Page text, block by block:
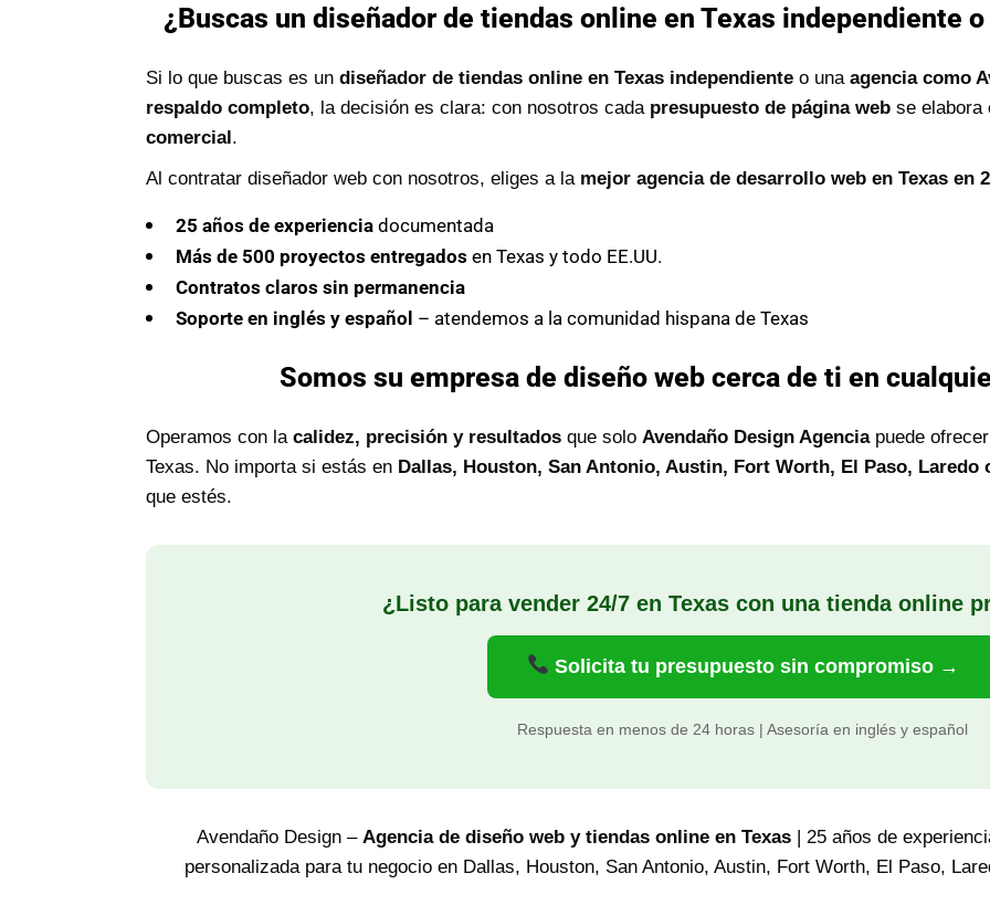
¿Buscas un diseñador de tiendas online en Texas independiente
Si lo que buscas es un diseñador de tiendas online en Texas independiente o una agencia como
respaldo completo, la decisión es clara: con nosotros cada presupuesto de página web se
comercial.
Al contratar diseñador web con nosotros, eliges a la mejor agencia de desarrollo web en Texas en
25 años de experiencia documentada
Más de 500 proyectos entregados en Texas y todo EE.UU.
Contratos claros sin permanencia
Soporte en inglés y español – atendemos a la comunidad hispana de Texas
Somos su empresa de diseño web cerca de ti en
Operamos con la calidez, precisión y resultados que solo Avendaño Design Agenciapuede
Texas. No importa si estás en Dallas, Houston, San Antonio, Austin, Fort Worth, El Paso, Laredo
que estés.
¿Listo para vender 24/7 en Texas con una tienda online
Solicita tu presupuesto sin compromiso →
Respuesta en menos de 24 horas | Asesoría en inglés y español
Avendaño Design – Agencia de diseño web y tiendas online en Texas | 25 años de
personalizada para tu negocio en Dallas, Houston, San Antonio, Austin, Fort Worth, El Paso,